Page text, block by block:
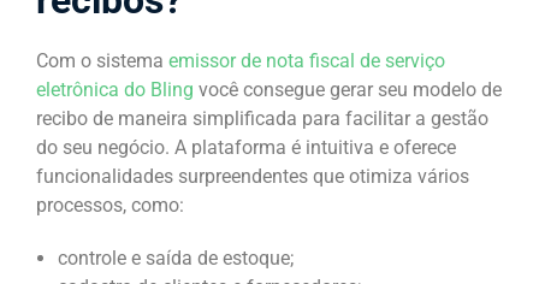
Com o sistema emissor de nota fiscal de serviço
eletrônica do Bling você consegue gerar seu modelo de
recibo de maneira simplificada para facilitar a gestão
do seu negócio. A plataforma é intuitiva e oferece
funcionalidades surpreendentes que otimiza vários
processos, como:
controle e saída de estoque;